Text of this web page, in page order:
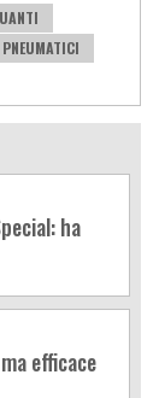
PNEUMATICI
ha
efficace